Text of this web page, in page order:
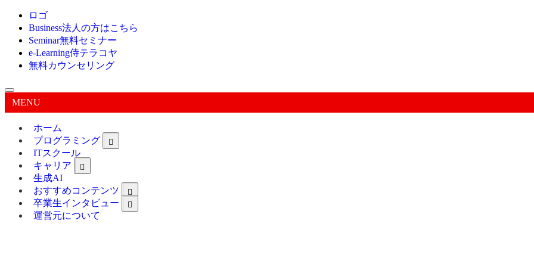
ロゴ
Business法人の方はこちら
Seminar無料セミナー
e-Learning侍テラコヤ
無料カウンセリング
MENU
ホーム
プログラミング
ITスクール
キャリア
生成AI
おすすめコンテンツ
卒業生インタビュー
運営元について